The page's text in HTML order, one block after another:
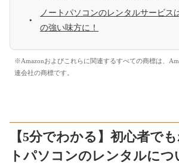
ノートパソコンのレンタルサービス
の強い味方に！
※Amazonおよびこれらに関連するすべての商標は、
連会社の商標です。
【5分でわかる】初心者で
トパソコンのレンタルにつ